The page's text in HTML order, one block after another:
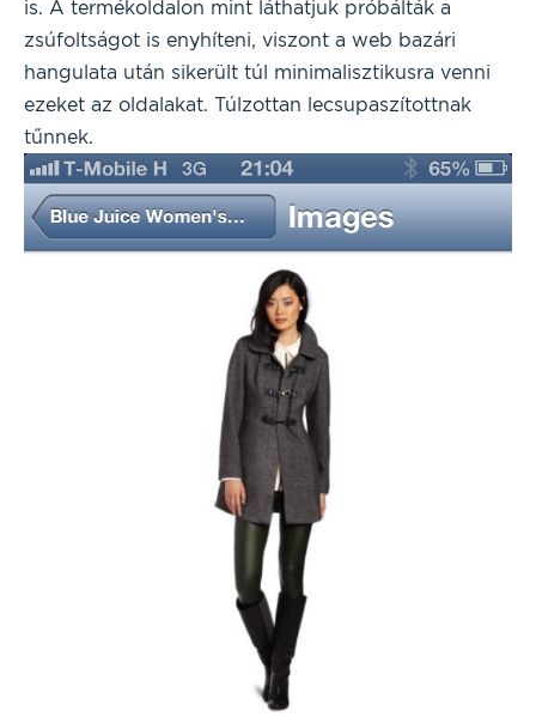
is. A termékoldalon mint láthatjuk próbálták a
zsúfoltságot is enyhíteni, viszont a web bazári
hangulata után sikerült túl minimalisztikusra venni
ezeket az oldalakat. Túlzottan lecsupaszítottnak
tűnnek.